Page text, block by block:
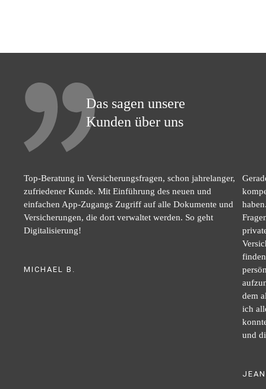
Das sagen unsere
Kunden über uns
Top-Beratung in Versicherungsfragen, schon jahrelanger,
zufriedener Kunde. Mit Einführung des neuen und
einfachen App-Zugangs Zugriff auf alle Dokumente und
Versicherungen, die dort verwaltet werden. So geht
Digitalisierung!
MICHAEL B.
dem
ich
und